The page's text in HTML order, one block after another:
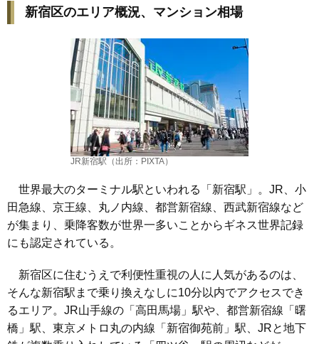
新宿区のエリア概況、マンション相場
JR新宿駅（出所：PIXTA）
世界最大のターミナル駅といわれる「新宿駅」。JR、小
田急線、京王線、丸ノ内線、都営新宿線、西武新宿線など
が集まり、乗降客数が世界一多いことからギネス世界記録
にも認定されている。
新宿区に住むうえで利便性重視の人に人気があるのは、
そんな新宿駅まで乗り換えなしに10分以内でアクセスでき
るエリア。JR山手線の「高田馬場」駅や、都営新宿線「曙
橋」駅、東京メトロ丸の内線「新宿御苑前」駅、JRと地下